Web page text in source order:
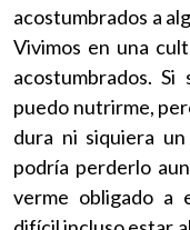
acostumbrados a
Vivimos en una
acostumbrados.
puedo nutrirme,
dura ni siquiera
podría perderlo
verme obligado a